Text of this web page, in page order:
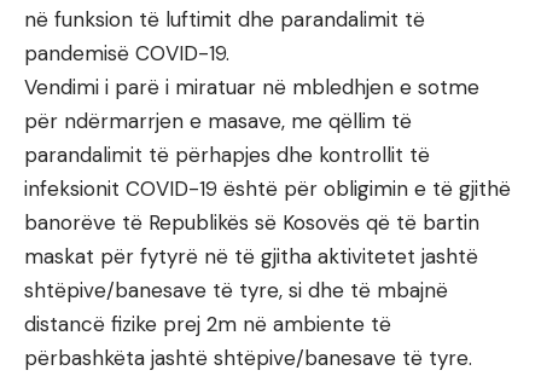
në funksion të luftimit dhe parandalimit të
pandemisë COVID-19.
Vendimi i parë i miratuar në mbledhjen e sotme
për ndërmarrjen e masave, me qëllim të
parandalimit të përhapjes dhe kontrollit të
infeksionit COVID-19 është për obligimin e të gjithë
banorëve të Republikës së Kosovës që të bartin
maskat për fytyrë në të gjitha aktivitetet jashtë
shtëpive/banesave të tyre, si dhe të mbajnë
distancë fizike prej 2m në ambiente të
përbashkëta jashtë shtëpive/banesave të tyre.